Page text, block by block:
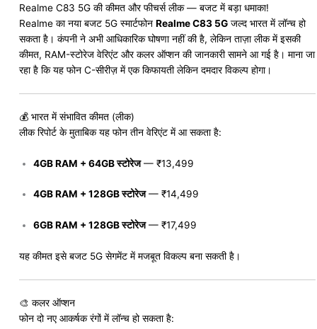
Realme C83 5G की कीमत और फीचर्स लीक — बजट में बड़ा धमाका!
Realme का नया बजट 5G स्मार्टफोनRealme C83 5G जल्द भारत में लॉन्च हो
सकता है। कंपनी ने अभी आधिकारिक घोषणा नहीं की है, लेकिन ताज़ा लीक में इसकी
कीमत, RAM-स्टोरेज वेरिएंट और कलर ऑप्शन की जानकारी सामने आ गई है। माना जा
रहा है कि यह फोन C-सीरीज़ में एक किफायती लेकिन दमदार विकल्प होगा।
💰 भारत में संभावित कीमत (लीक)
लीक रिपोर्ट के मुताबिक यह फोन तीन वेरिएंट में आ सकता है:
4GB RAM + 64GB स्टोरेज— ₹13,499
4GB RAM + 128GB स्टोरेज— ₹14,499
6GB RAM + 128GB स्टोरेज— ₹17,499
यह कीमत इसे बजट 5G सेगमेंट में मजबूत विकल्प बना सकती है।
🎨 कलर ऑप्शन
फोन दो नए आकर्षक रंगों में लॉन्च हो सकता है: